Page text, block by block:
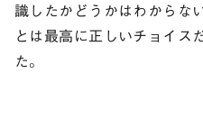
識したかどうかはわからな
とは最高に正しいチョイス
た。